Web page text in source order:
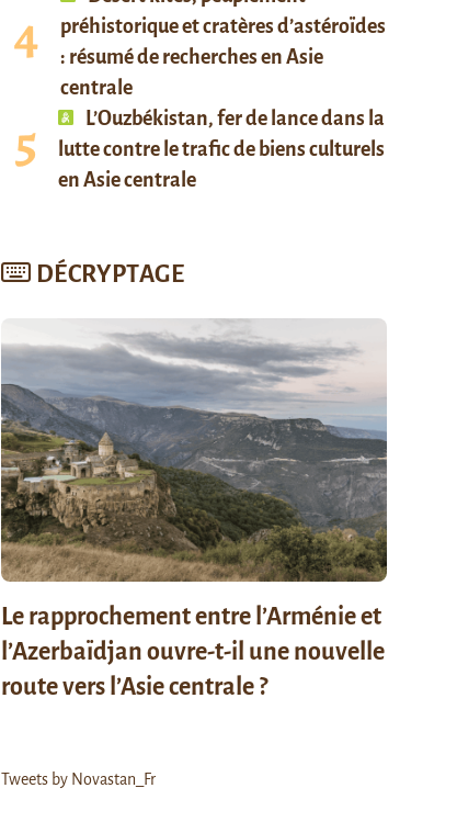
préhistorique et cratères d’astéroïdes
: résumé de recherches en Asie
centrale
L’Ouzbékistan, fer de lance dans la
lutte contre le trafic de biens culturels
en Asie centrale
DÉCRYPTAGE
Le rapprochement entre l’Arménie et
l’Azerbaïdjan ouvre-t-il une nouvelle
route vers l’Asie centrale ?
Tweets by Novastan_Fr